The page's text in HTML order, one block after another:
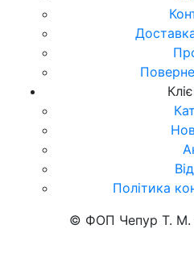
Політика
© ФОП Чепур Т. М.